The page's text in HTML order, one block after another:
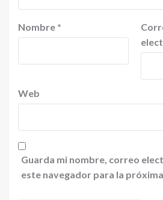
Nombre *
Web
Guarda mi nombre, correo
este navegador para la